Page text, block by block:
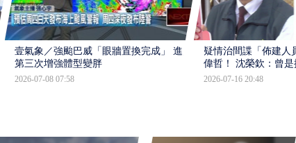
壹氣象／強颱巴威「眼牆置換完成」 進入
第三次增強體型變胖
2026-07-08 07:58
疑情治間諜「佈建人
偉哲！ 沈榮欽：曾是
2026-07-16 20:48